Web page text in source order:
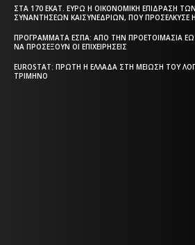
ΣΤΑ 170 ΕΚΑΤ. ΕΥΡΏ Η ΟΙΚΟΝΟΜΙΚΉ ΕΠΊΔΡΑΣΗ
ΣΥΝΑΝΤΉΣΕΩΝ ΚΑΙΣΥΝΕΔΡΊΩΝ, ΠΟΥ ΠΡΟΣΈΛΚΥΣΕ
ΠΡΟΓΡΆΜΜΑΤΑ EΣΠΑ: ΑΠΌ ΤΗΝ ΠΡΟΕΤΟΙΜΑΣΊΑ ΈΩΣ
ΝΑ ΠΡΟΣΈΞΟΥΝ ΟΙ ΕΠΙΧΕΙΡΉΣΕΙΣ
EUROSTAT: ΠΡΏΤΗ Η ΕΛΛΆΔΑ ΣΤΗ ΜΕΊΩΣΗ ΤΟΥ
ΤΡΊΜΗΝΟ